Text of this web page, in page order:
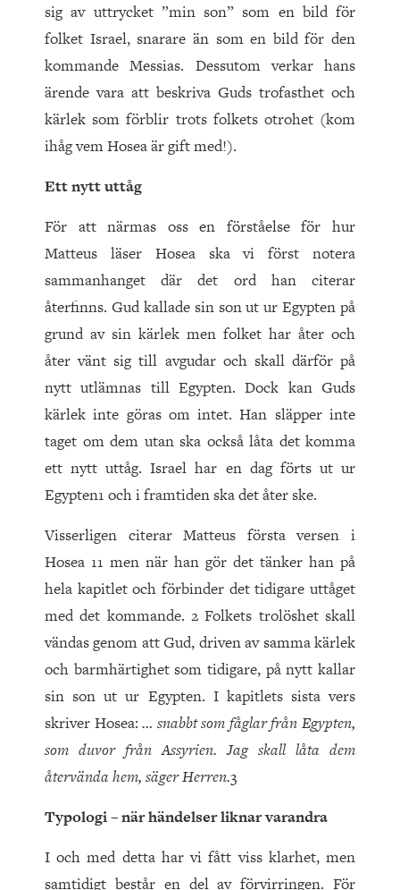
sig av uttrycket ”min son” som en bild för
folket Israel, snarare än som en bild för den
kommande Messias. Dessutom verkar hans
ärende vara att beskriva Guds trofasthet och
kärlek som förblir trots folkets otrohet (kom
ihåg vem Hosea är gift med!).
Ett nytt uttåg
För att närmas oss en förståelse för hur
Matteus läser Hosea ska vi först notera
sammanhanget där det ord han citerar
återfinns. Gud kallade sin son ut ur Egypten på
grund av sin kärlek men folket har åter och
åter vänt sig till avgudar och skall därför på
nytt utlämnas till Egypten. Dock kan Guds
kärlek inte göras om intet. Han släpper inte
taget om dem utan ska också låta det komma
ett nytt uttåg. Israel har en dag förts ut ur
Egypten1 och i framtiden ska det åter ske.
Visserligen citerar Matteus första versen i
Hosea 11 men när han gör det tänker han på
hela kapitlet och förbinder det tidigare uttåget
med det kommande. 2 Folkets trolöshet skall
vändas genom att Gud, driven av samma kärlek
och barmhärtighet som tidigare, på nytt kallar
sin son ut ur Egypten. I kapitlets sista vers
skriver Hosea:… snabbt som fåglar från Egypten,
som duvor från Assyrien. Jag skall låta dem
återvända hem, säger Herren.3
Typologi – när händelser liknar varandra
I och med detta har vi fått viss klarhet, men
samtidigt består en del av förvirringen. För